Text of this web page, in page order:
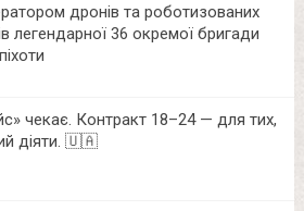
дронів та роботизованих
легендарної 36 окремої бригади
чекає. Контракт 18–24 — для тих,
діяти. 🇺🇦